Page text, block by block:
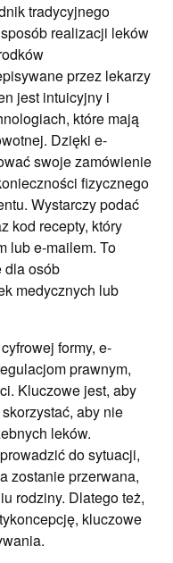
tradycyjnego
realizacji leków
przez lekarzy
jest intuicyjny i
które mają
Dzięki e-
swoje zamówienie
fizycznego
Wystarczy podać
kod recepty, który
lub e-mailem. To
dla osób
medycznych lub
formy, e-
prawnym,
Kluczowe jest, aby
aby nie
leków.
do sytuacji,
zostanie przerwana,
rodziny. Dlatego też,
kluczowe